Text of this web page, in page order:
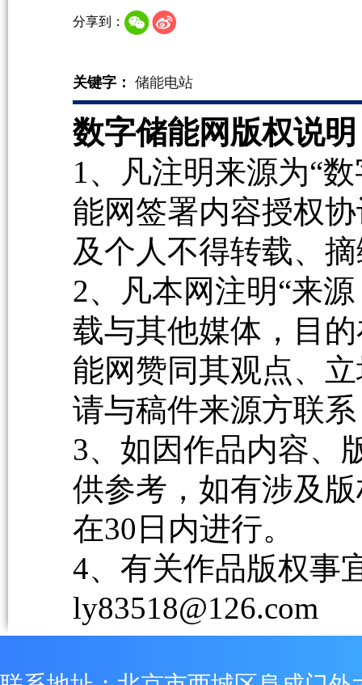
分享到：
关键字： 储能电站
数字储能网版权说
1、凡注明来源为“
能网签署内容授权
及个人不得转载、
2、凡本网注明“来
载与其他媒体，目
能网赞同其观点、
请与稿件来源方联
3、如因作品内容、
供参考，如有涉及
在30日内进行。
4、有关作品版权事
ly83518@126.com